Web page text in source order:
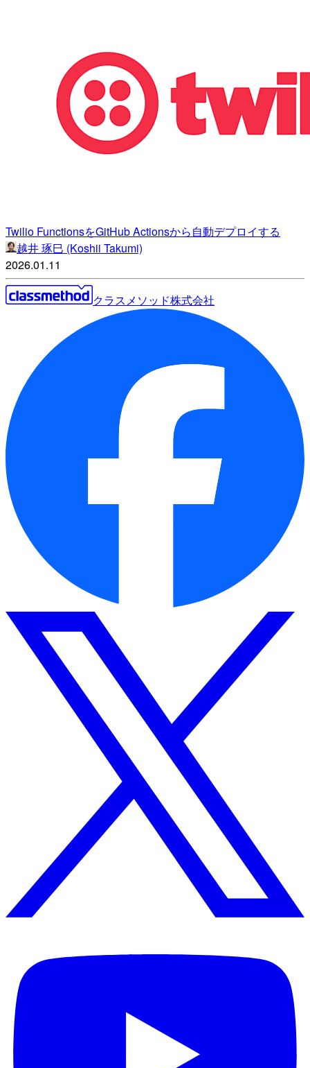
Twilio FunctionsをGitHub Actionsから自動デプロイする
越井 琢巳 (Koshii Takumi)
2026.01.11
クラスメソッド株式会社